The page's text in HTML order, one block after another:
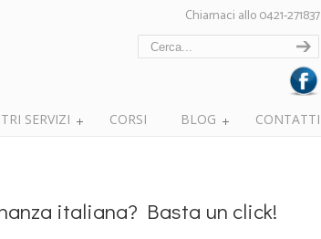
Chiamaci allo 0421-271837
SERVIZI CORSI BLOG CONTATTI
italiana? Basta un click!